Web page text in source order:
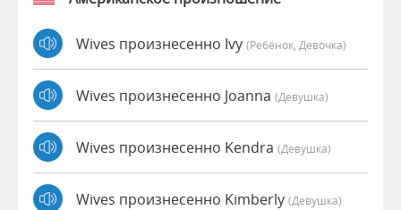
Wives произнесенно Ivy (Ребёнок, Девочка)
Wives произнесенно Joanna (девушка)
Wives произнесенно Kendra (девушка)
Wives произнесенно Kimberly (девушка)